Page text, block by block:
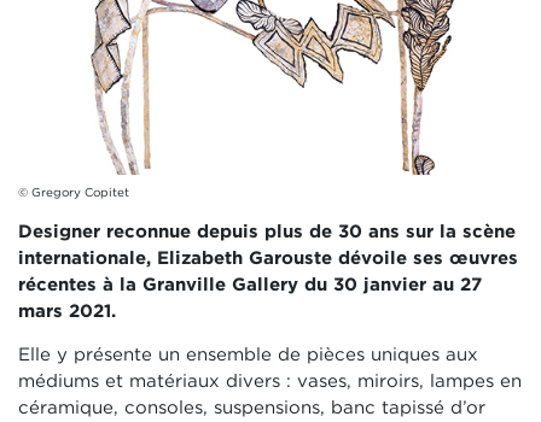
© Gregory Copitet
Designer reconnue depuis plus de 30 ans sur la scène
internationale, Elizabeth Garouste dévoile ses œuvres
récentes à la Granville Gallery du 30 janvier au 27
mars 2021.
Elle y présente un ensemble de pièces uniques aux
médiums et matériaux divers : vases, miroirs, lampes en
céramique, consoles, suspensions, banc tapissé d’or